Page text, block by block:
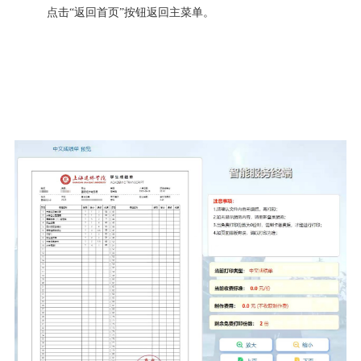
点击“返回首页”按钮返回主菜单。